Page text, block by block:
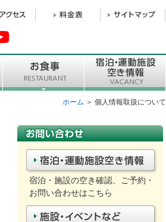
ホーム ＞ 個人情報取扱について
宿泊・施設の空き確認、ご予約・
お問い合わせはこちら